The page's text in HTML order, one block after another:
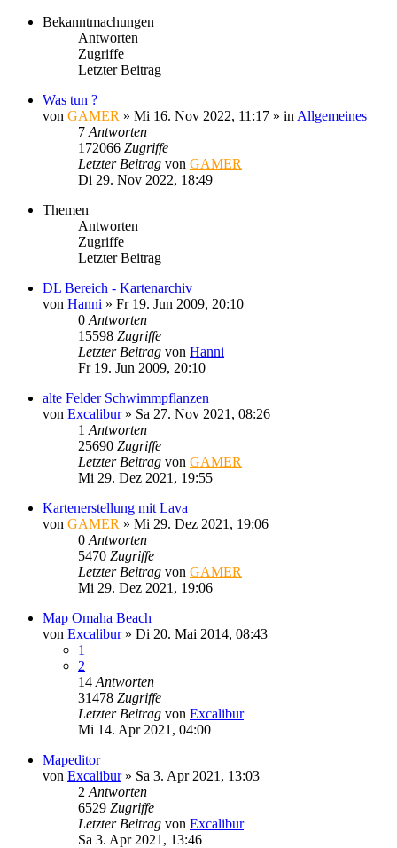
Bekanntmachungen
Antworten
Zugriffe
Letzter Beitrag
Was tun ?
von GAMER » Mi 16. Nov 2022, 11:17 » in Allgemeines
7 Antworten
172066 Zugriffe
Letzter Beitrag von GAMER
Di 29. Nov 2022, 18:49
Themen
Antworten
Zugriffe
Letzter Beitrag
DL Bereich - Kartenarchiv
von Hanni » Fr 19. Jun 2009, 20:10
0 Antworten
15598 Zugriffe
Letzter Beitrag von Hanni
Fr 19. Jun 2009, 20:10
alte Felder Schwimmpflanzen
von Excalibur» Sa 27. Nov 2021, 08:26
1 Antworten
25690 Zugriffe
Letzter Beitrag von GAMER
Mi 29. Dez 2021, 19:55
Kartenerstellung mit Lava
von GAMER » Mi 29. Dez 2021, 19:06
0 Antworten
5470 Zugriffe
Letzter Beitrag von GAMER
Mi 29. Dez 2021, 19:06
Map Omaha Beach
von Excalibur» Di 20. Mai 2014, 08:43
1
2
14 Antworten
31478 Zugriffe
Letzter Beitrag von Excalibur
Mi 14. Apr 2021, 04:00
Mapeditor
von Excalibur» Sa 3. Apr 2021, 13:03
2 Antworten
6529 Zugriffe
Letzter Beitrag von Excalibur
Sa 3. Apr 2021, 13:46